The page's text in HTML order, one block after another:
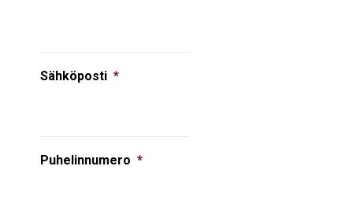
Sähköposti *
Puhelinnumero *